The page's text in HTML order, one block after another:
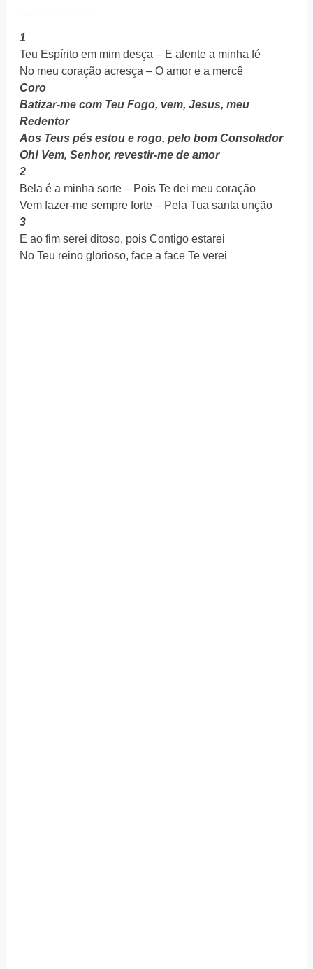
1
Teu Espírito em mim desça – E alente a minha fé
No meu coração acresça – O amor e a mercê
Coro
Batizar-me com Teu Fogo, vem, Jesus, meu
Redentor
Aos Teus pés estou e rogo, pelo bom Consolador
Oh! Vem, Senhor, revestir-me de amor
2
Bela é a minha sorte – Pois Te dei meu coração
Vem fazer-me sempre forte – Pela Tua santa unção
3
E ao fim serei ditoso, pois Contigo estarei
No Teu reino glorioso, face a face Te verei